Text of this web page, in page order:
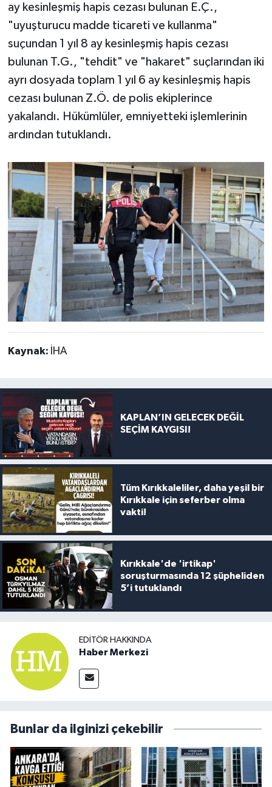
ay kesinleşmiş hapis cezası bulunan E.Ç.,
"uyuşturucu madde ticareti ve kullanma"
suçundan 1 yıl 8 ay kesinleşmiş hapis cezası
bulunan T.G., "tehdit" ve "hakaret" suçlarından iki
ayrı dosyada toplam 1 yıl 6 ay kesinleşmiş hapis
cezası bulunan Z.Ö. de polis ekiplerince
yakalandı. Hükümlüler, emniyetteki işlemlerinin
ardından tutuklandı.
Kaynak: İHA
KAPLAN’IN GELECEK DEĞİL
SEÇİM KAYGISI!
Tüm Kırıkkaleliler, daha yeşil bir
Kırıkkale için seferber olma
vakti!
Kırıkkale'de 'irtikap'
soruşturmasında 12 şüpheliden
5’i tutuklandı
EDITÖR HAKKINDA
Haber Merkezi
Bunlar da ilginizi çekebilir